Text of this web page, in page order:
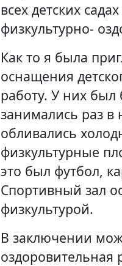
всех детских
физкультурно-
Как то я была
оснащения
работу. У них был
занимались раз в
обливались
физкультурные
это был футбол,
Спортивный зал
физкультурой.
В заключении
оздоровительная